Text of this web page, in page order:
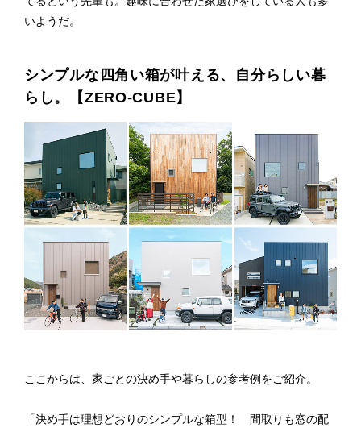
いようだ。
シンプルな四角い箱が叶える、自分らしい暮
らし。【ZERO-CUBE】
ここからは、家ごとの決め手や暮らしの参考例をご紹介。
「決め手は理想どおりのシンプルな箱型！ 間取りも窓の配